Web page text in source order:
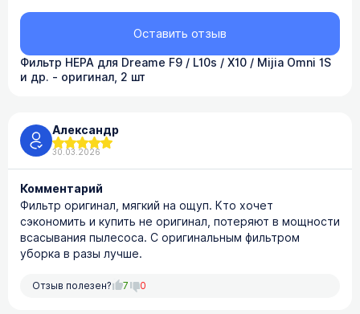
Фильтр HEPA для Dreame F9 / L10s / X10 / Mijia Omni 1S
и др. - оригинал, 2 шт
Оставить отзыв
Александр
30.03.2026
Комментарий
Фильтр оригинал, мягкий на ощуп. Кто хочет
сэкономить и купить не оригинал, потеряют в мощности
всасывания пылесоса. С оригинальным фильтром
уборка в разы лучше.
Отзыв полезен? 7 0